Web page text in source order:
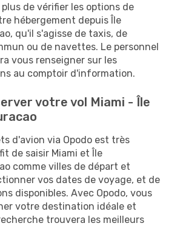
de vérifier les options de
hébergement depuis Île
qu'il s'agisse de taxis, de
ou de navettes. Le personnel
vous renseigner sur les
au comptoir d'information.
votre vol Miami - Île
d'avion via Opodo est très
de saisir Miami et Île
comme villes de départ et
vos dates de voyage, et de
disponibles. Avec Opodo, vous
votre destination idéale et
trouvera les meilleurs